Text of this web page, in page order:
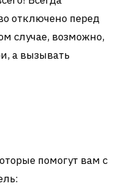
отключено перед
случае, возможно,
а вызывать
помогут вам с